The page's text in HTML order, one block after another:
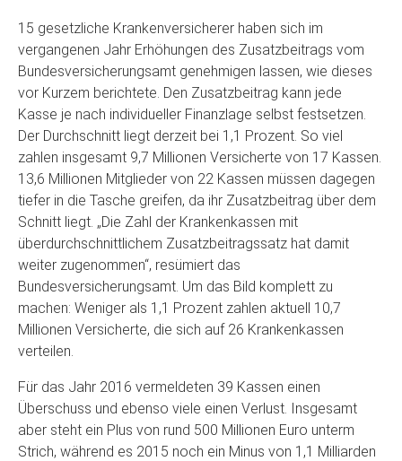
15 gesetzliche Krankenversicherer haben sich im
vergangenen Jahr Erhöhungen des Zusatzbeitrags vom
Bundesversicherungsamt genehmigen lassen, wie dieses
vor Kurzem berichtete. Den Zusatzbeitrag kann jede
Kasse je nach individueller Finanzlage selbst festsetzen.
Der Durchschnitt liegt derzeit bei 1,1 Prozent. So viel
zahlen insgesamt 9,7 Millionen Versicherte von 17 Kassen.
13,6 Millionen Mitglieder von 22 Kassen müssen dagegen
tiefer in die Tasche greifen, da ihr Zusatzbeitrag über dem
Schnitt liegt. „Die Zahl der Krankenkassen mit
überdurchschnittlichem Zusatzbeitragssatz hat damit
weiter zugenommen“, resümiert das
Bundesversicherungsamt. Um das Bild komplett zu
machen: Weniger als 1,1 Prozent zahlen aktuell 10,7
Millionen Versicherte, die sich auf 26 Krankenkassen
verteilen.
Für das Jahr 2016 vermeldeten 39 Kassen einen
Überschuss und ebenso viele einen Verlust. Insgesamt
aber steht ein Plus von rund 500 Millionen Euro unterm
Strich, während es 2015 noch ein Minus von 1,1 Milliarden